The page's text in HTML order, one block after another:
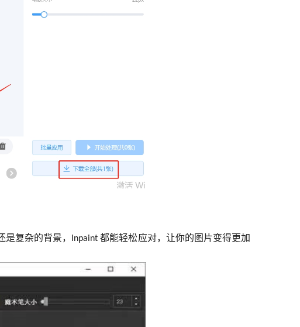
复杂的背景， Inpaint都能轻松应对，让你的图片变得更加